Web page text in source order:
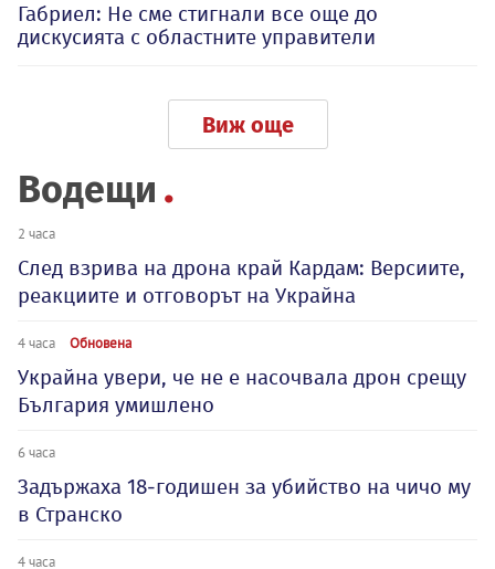
Габриел: Не сме стигнали все още до
дискусията с областните управители
Виж още
Водещи
2 часа
След взрива на дрона край Кардам: Версиите,
реакциите и отговорът на Украйна
4 часа Обновена
Украйна увери, че не е насочвала дрон срещу
България умишлено
6 часа
Задържаха 18-годишен за убийство на чичо му
в Странско
4 часа